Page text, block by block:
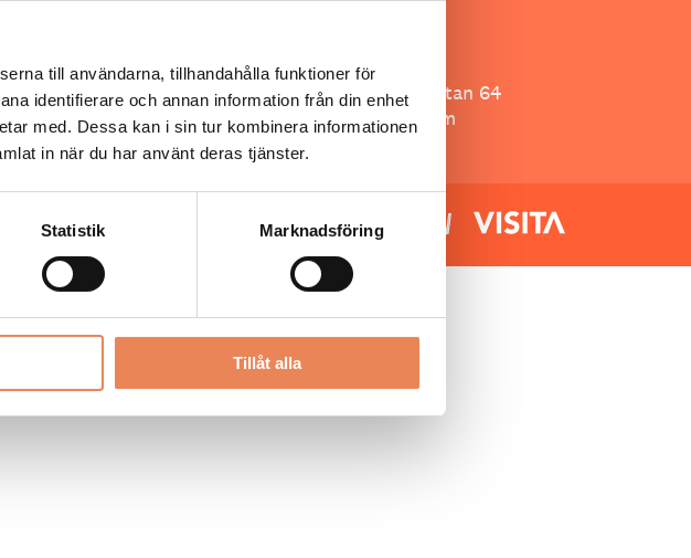
till användarna, tillhandahålla funktioner för
identifierare och annan information från din enhet
med. Dessa kan i sin tur kombinera informationen
in när du har använt deras tjänster.
Statistik Marknadsföring
Tillåt alla
är skyddat
Besöksliv
Spoon, Brännkyrkagatan 64
118 23 Stockholm